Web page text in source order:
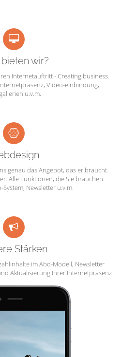
wir?
Internetauftritt - Creating business.
Video-einbindung,
u.v.m.
genau das Angebot, das er braucht.
Alle Funktionen, die Sie brauchen:
Newsletter u.v.m.
Stärken
im Abo-Modell, Newsletter
Aktualisierung Ihrer Internetpräsenz